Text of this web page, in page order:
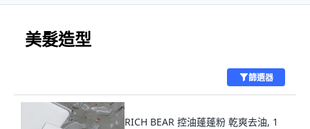
美髮造型
篩選器
RICH BEAR 控油蓬蓬粉 乾爽去油, 1